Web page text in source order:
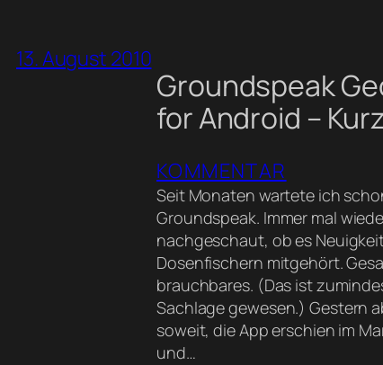
13. August 2010
Groundspeak
for Android –
KOMMENTAR
Seit Monaten wartete ich
Groundspeak. Immer mal
nachgeschaut, ob es
Dosenfischern mitgehört.
brauchbares. (Das ist
Sachlage gewesen.) Gestern
soweit, die App erschien im
und…